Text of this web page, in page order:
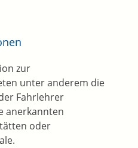
zur
unter anderem die
Fahrlehrer
anerkannten
oder